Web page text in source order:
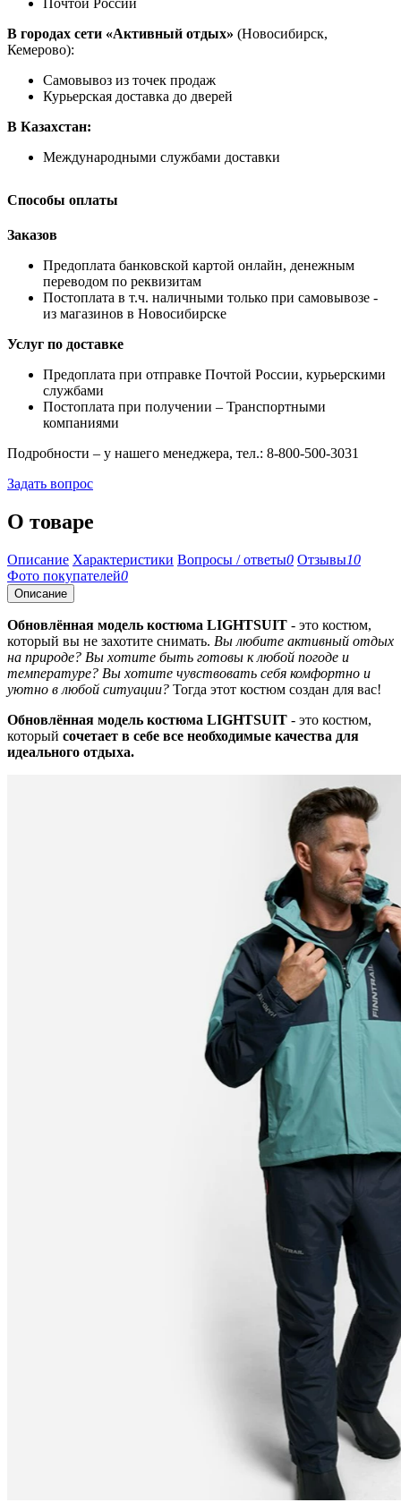
В городах сети «Активный отдых» (Новосибирск,
Кемерово):
Самовывоз из точек продаж
Курьерская доставка до дверей
В Казахстан:
Международными службами доставки
Способы оплаты
Заказов
Предоплата банковской картой онлайн, денежным
переводом по реквизитам
Постоплата в т.ч. наличными только при самовывозе -
из магазинов в Новосибирске
Услуг по доставке
Предоплата при отправке Почтой России, курьерскими
службами
Постоплата при получении – Транспортными
компаниями
Подробности – у нашего менеджера, тел.: 8-800-500-3031
Задать вопрос
О товаре
Описание Характеристики Вопросы / ответы0 Отзывы10
Фото покупателей0
Описание
Обновлённая модель костюма LIGHTSUIT - это костюм,
который вы не захотите снимать. Вы любите активный отдых
на природе? Вы хотите быть готовы к любой погоде и
температуре? Вы хотите чувствовать себя комфортно и
уютно в любой ситуации? Тогда этот костюм создан для вас!
Обновлённая модель костюма LIGHTSUIT - это костюм,
который сочетает в себе все необходимые качества для
идеального отдыха.